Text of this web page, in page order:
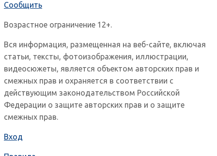
Сообщить
Возрастное ограничение 12+.
Вся информация, размещенная на веб-сайте, включая
статьи, тексты, фотоизображения, иллюстрации,
видеосюжеты, является объектом авторских прав и
смежных прав и охраняется в соответствии с
действующим законодательством Российской
Федерации о защите авторских прав и о защите
смежных прав.
Вход